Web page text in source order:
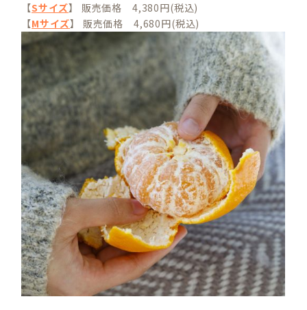
【Sサイズ】 販売価格 4,380円(税込)
【Mサイズ】 販売価格 4,680円(税込)